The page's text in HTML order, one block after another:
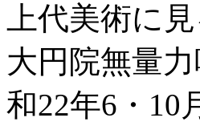
上代美術に
大円院無量
和22年6・10